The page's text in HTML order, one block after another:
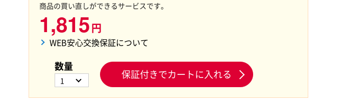
商品の買い直しができるサービスです。
1,815円
WEB安心交換保証について
数量
1 保証付きでカートに入れる